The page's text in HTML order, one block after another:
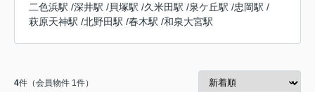
二色浜駅 /深井駅 /貝塚駅 /久米田駅 /泉ケ丘駅 /忠岡駅 /
萩原天神駅 /北野田駅 /春木駅 /和泉大宮駅
4件（会員物件 1件）